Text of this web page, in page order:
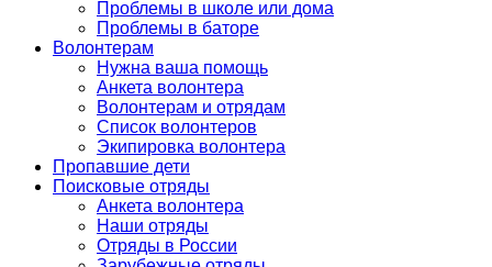
Проблемы в школе или дома
Проблемы в баторе
Волонтерам
Нужна ваша помощь
Анкета волонтера
Волонтерам и отрядам
Список волонтеров
Экипировка волонтера
Пропавшие дети
Поисковые отряды
Анкета волонтера
Наши отряды
Отряды в России